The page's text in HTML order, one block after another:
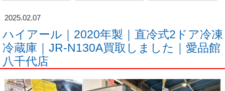
2025.02.07
ハイアール｜2020年製｜直冷式2ドア冷凍
冷蔵庫｜JR-N130A買取しました｜愛品館
八千代店